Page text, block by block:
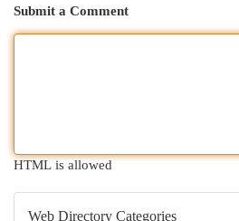
Submit a Comment
HTML is allowed
Web Directory Categories